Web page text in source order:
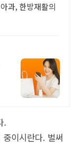
과, 한방재활의
.
이시란다. 벌써